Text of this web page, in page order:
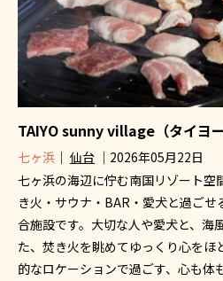
TAIYO sunny village（タイヨー
七ヶ浜 ｜ 仙台 ｜2026年05月22日
七ヶ浜の海辺に佇む南国リゾート空
き火・サウナ・BAR・愛犬と過ご
合施設です。大切な人や愛犬と、海
た、焚き火を眺めてゆっくり心をほ
的なロケーションで過ごす、心も体